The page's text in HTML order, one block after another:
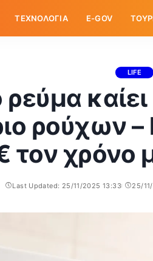
ΤΕΧΝΟΛΟΓΙΑ E-GOV
LIFE
ρούχων
τον χρόνο
Last Updated: 25/11/2025 13:33 25/